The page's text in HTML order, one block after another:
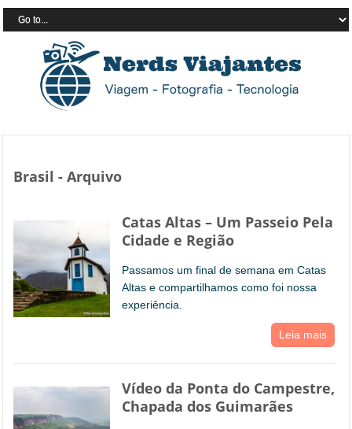
Brasil - Arquivo
Catas Altas – Um Passeio Pela
Cidade e Região
Passamos um final de semana em Catas
Altas e compartilhamos como foi nossa
experiência.
Leia mais
Vídeo da Ponta do Campestre,
Chapada dos Guimarães